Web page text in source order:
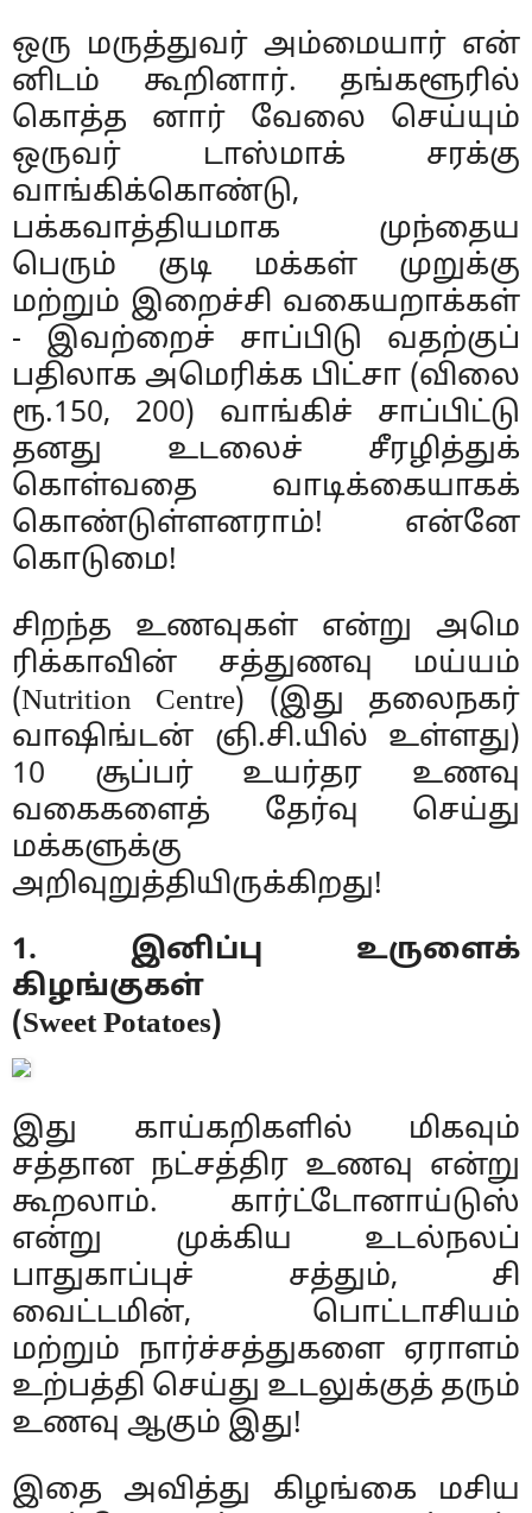
ஒரு மருத்துவர் அம்மையார் என்
னிடம் கூறினார். தங்களூரில்
கொத்த னார் வேலை செய்யும்
ஒருவர் டாஸ்மாக் சரக்கு
வாங்கிக்கொண்டு,
பக்கவாத்தியமாக முந்தைய
பெரும் குடி மக்கள் முறுக்கு
மற்றும் இறைச்சி வகையறாக்கள்
- இவற்றைச் சாப்பிடு வதற்குப்
பதிலாக அமெரிக்க பிட்சா (விலை
ரூ.150, 200) வாங்கிச் சாப்பிட்டு
தனது உடலைச் சீரழித்துக்
கொள்வதை வாடிக்கையாகக்
கொண்டுள்ளனராம்! என்னே
கொடுமை!
சிறந்த உணவுகள் என்று அமெ
ரிக்காவின் சத்துணவு மய்யம்
(Nutrition Centre) (இது தலைநகர்
வாஷிங்டன் ஞி.சி.யில் உள்ளது)
10 சூப்பர் உயர்தர உணவு
வகைகளைத் தேர்வு செய்து
மக்களுக்கு
அறிவுறுத்தியிருக்கிறது!
1. இனிப்பு உருளைக்
கிழங்குகள்
(Sweet Potatoes)
இது காய்கறிகளில் மிகவும்
சத்தான நட்சத்திர உணவு என்று
கூறலாம். கார்ட்டோனாய்டுஸ்
என்று முக்கிய உடல்நலப்
பாதுகாப்புச் சத்தும், சி
வைட்டமின், பொட்டாசியம்
மற்றும் நார்ச்சத்துகளை ஏராளம்
உற்பத்தி செய்து உடலுக்குத் தரும்
உணவு ஆகும் இது!
இதை அவித்து கிழங்கை மசிய